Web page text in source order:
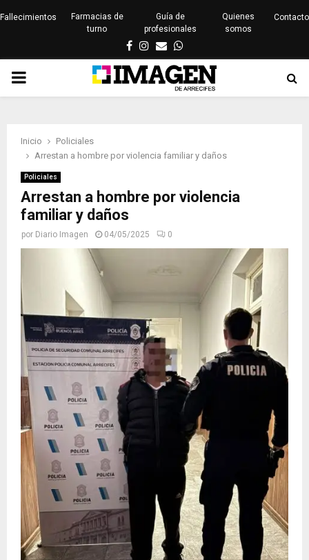
Fallecimientos
Farmacias de
turno
Guía de
profesionales
Quienes
somos
Contacto
Facebook
Instagram
EmailWhatsapp
PRIMARY
Inicio
Policiales
Arrestan a hombre por violencia familiar y daños
Policiales
Arrestan a hombre por violencia
familiar y daños
por Diario Imagen 04/05/2025 0